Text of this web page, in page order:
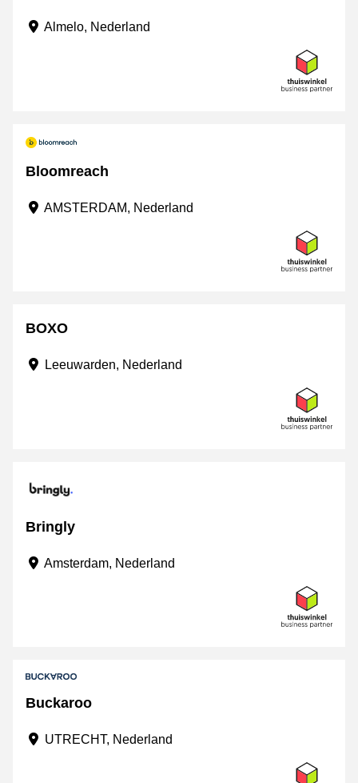
Almelo, Nederland
Bloomreach
AMSTERDAM, Nederland
BOXO
Leeuwarden, Nederland
Bringly
Amsterdam, Nederland
Buckaroo
UTRECHT, Nederland